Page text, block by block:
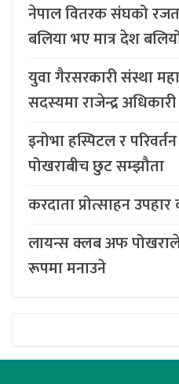
नेपाल वितरक संघको रजत
बलिया भए मात्र देश
युवा गैरसरकारी संस्था
सदस्यमा राजेन्द्र
इनोभा हस्पिटल र
पोखराबीच छुट सम्झौता
करदाता प्रोत्साहन उपहार
लायन्स क्लब अफ
रूपमा मनाउने